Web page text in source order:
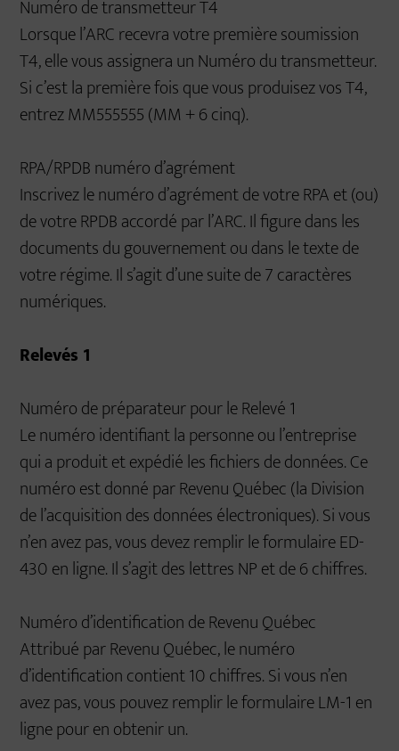
Numéro de transmetteur T4
Lorsque l’ARC recevra votre première soumission
T4, elle vous assignera un Numéro du transmetteur.
Si c’est la première fois que vous produisez vos T4,
entrez MM555555 (MM + 6 cinq).
RPA/RPDB numéro d’agrément
Inscrivez le numéro d’agrément de votre RPA et (ou)
de votre RPDB accordé par l’ARC. Il figure dans les
documents du gouvernement ou dans le texte de
votre régime. Il s’agit d’une suite de 7 caractères
numériques.
Relevés 1
Numéro de préparateur pour le Relevé 1
Le numéro identifiant la personne ou l’entreprise
qui a produit et expédié les fichiers de données. Ce
numéro est donné par Revenu Québec (la Division
de l’acquisition des données électroniques). Si vous
n’en avez pas, vous devez remplir le formulaire ED-
430 en ligne. Il s’agit des lettres NP et de 6 chiffres.
Numéro d’identification de Revenu Québec
Attribué par Revenu Québec, le numéro
d’identification contient 10 chiffres. Si vous n’en
avez pas, vous pouvez remplir le formulaire LM-1 en
ligne pour en obtenir un.